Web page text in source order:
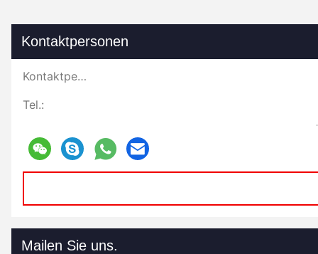
Kontaktpersonen
Kontaktpersonen:
Tel.:
Mailen Sie uns.